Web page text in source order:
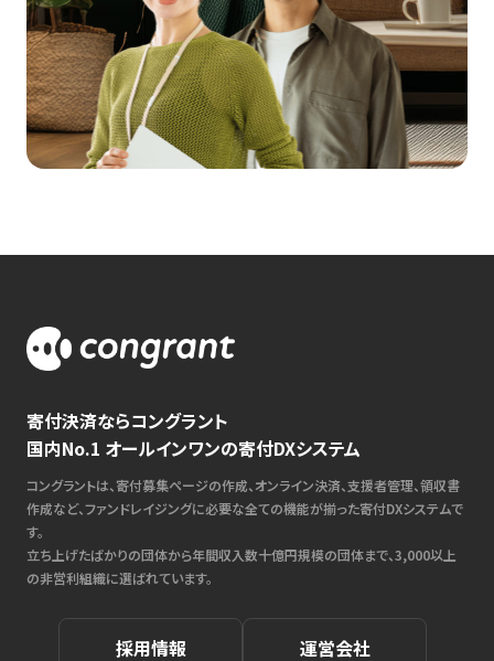
寄付決済ならコングラント
国内No.1 オールインワンの寄付DXシステム
コングラントは、寄付募集ページの作成、オンライン決済、支援者管理、領収書
作成など、ファンドレイジングに必要な全ての機能が揃った寄付DXシステムで
す。
立ち上げたばかりの団体から年間収入数十億円規模の団体まで、3,000以上
の非営利組織に選ばれています。
採用情報 運営会社